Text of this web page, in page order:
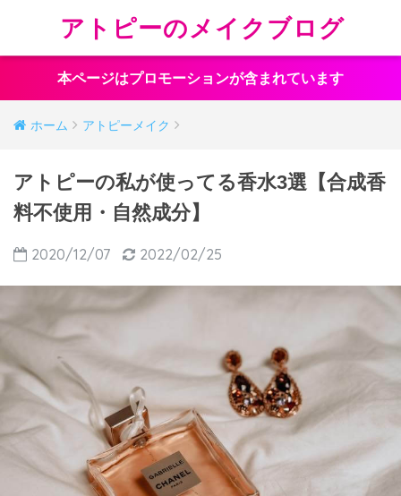
アトピーのメイクブログ
本ページはプロモーションが含まれています
ホーム アトピーメイク
アトピーの私が使ってる香水3選【合成香
料不使用・自然成分】
2020/12/07 2022/02/25